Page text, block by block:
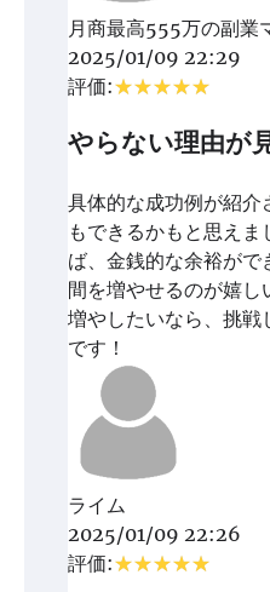
月商最高555万の副業
2025/01/09 22:29
評価:
やらない理由が
具体的な成功例が紹介
もできるかもと思え
ば、金銭的な余裕が
間を増やせるのが嬉
増やしたいなら、挑戦
です！
ライム
2025/01/09 22:26
評価: